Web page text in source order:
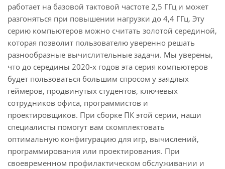
работает на базовой тактовой частоте 2,5 ГГц и может
разгоняться при повышении нагрузки до 4,4 ГГц. Эту
серию компьютеров можно считать золотой серединой,
которая позволит пользователю уверенно решать
разнообразные вычислительные задачи. Мы уверены,
что до середины 2020-х годов эта серия компьютеров
будет пользоваться большим спросом у заядлых
геймеров, продвинутых студентов, ключевых
сотрудников офиса, программистов и
проектировщиков. При сборке ПК этой серии, наши
специалисты помогут вам скомплектовать
оптимальную конфигурацию для игр, вычислений,
программирования или проектирования. При
своевременном профилактическом обслуживании и